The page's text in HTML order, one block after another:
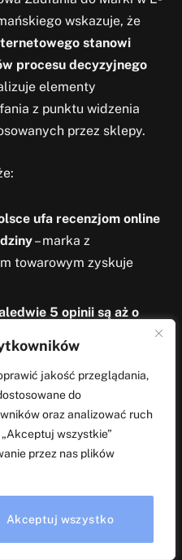
jakość przeglądania,
do
oraz analizować ruch
wszystkie”
przez nas plików
Akceptuj wszystko
wskazuje, że
stanowi
procesu decyzyjnego
elementy
z punktu widzenia
przez sklepy.
ufa recenzjom online
– marka z
towarowym zyskuje
5 opinii są aż o
wzrasta o 144%, gdy
– silna marka przyciąga
kupujących
to inwestycja